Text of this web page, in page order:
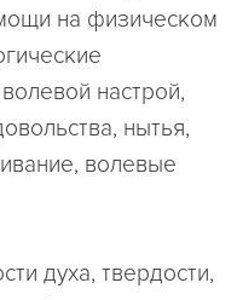
на физическом
настрой,
нытья,
волевые
духа, твердости,